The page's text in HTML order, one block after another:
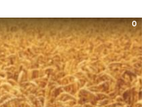
0